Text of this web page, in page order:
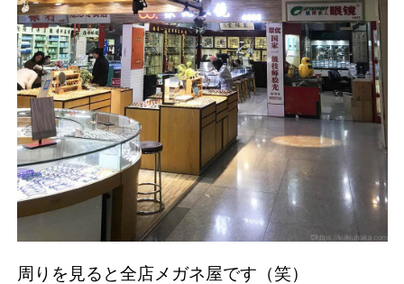
周りを見ると全店メガネ屋です（笑）